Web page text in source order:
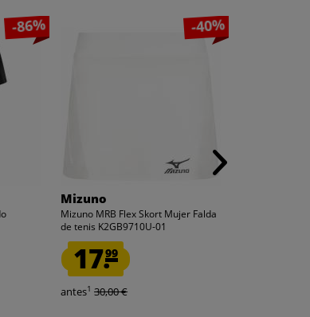
-86% -40%
Mizuno
Mizuno MRB Flex Skort Mujer Falda
de tenis K2GB9710U-01
17.99
antes1 30,00 €